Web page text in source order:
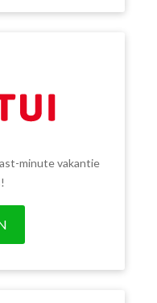
minute vakantie